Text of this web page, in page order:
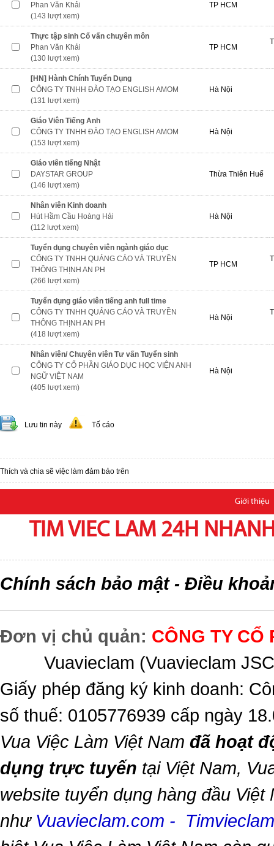
Phan Văn Khải
(143 lượt xem)
TP HCM
Thực tập sinh Cố vấn chuyên môn
Phan Văn Khải
(130 lượt xem)
TP HCM
[HN] Hành Chính Tuyển Dụng
CÔNG TY TNHH ĐÀO TẠO ENGLISH AMOM
(131 lượt xem)
Hà Nội
Giáo Viên Tiếng Anh
CÔNG TY TNHH ĐÀO TẠO ENGLISH AMOM
(153 lượt xem)
Hà Nội
Giáo viên tiếng Nhật
DAYSTAR GROUP
(146 lượt xem)
Thừa Thiên Huế
Nhân viên Kinh doanh
Hút Hầm Cầu Hoàng Hải
(112 lượt xem)
Hà Nội
Tuyển dụng chuyên viên ngành giáo dục
CÔNG TY TNHH QUẢNG CÁO VÀ TRUYỀN
THÔNG THỊNH AN PH
(266 lượt xem)
TP HCM
Tuyển dụng giáo viên tiếng anh full time
CÔNG TY TNHH QUẢNG CÁO VÀ TRUYỀN
THÔNG THỊNH AN PH
(418 lượt xem)
Hà Nội
Nhân viên/ Chuyên viên Tư vấn Tuyển sinh
CÔNG TY CỔ PHẦN GIÁO DỤC HỌC VIỆN ANH
NGỮ VIỆT NAM
(405 lượt xem)
Hà Nội
Lưu tin này Tố cáo
Thích và chia sẽ việc làm đảm bảo trên
Giới thiệu
TIM VIEC LAM 24H
Chính sách bảo mật- Điều
Đơn vị chủ quản: CÔNG TY CỔ
Vuavieclam (Vuavieclam
Giấy phép đăng ký kinh doanh:
số thuế: 0105776939 cấp ngày
Vua Việc Làm Việt Nam đã hoạt
dụng trực tuyến tại Việt Nam,
website tuyển dụng hàng đầu Việt
như Vuavieclam.com -